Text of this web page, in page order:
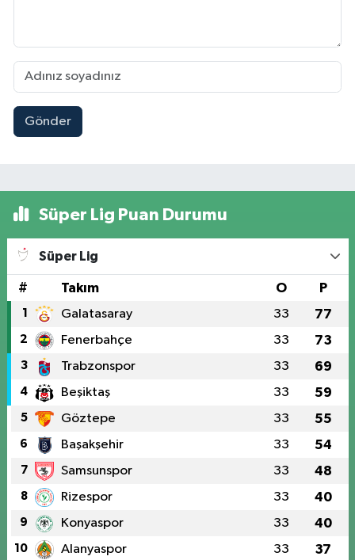
Gönder
Süper Lig Puan Durumu
Süper Lig
# Takım O P
1 Galatasaray 33 77
2 Fenerbahçe 33 73
3 Trabzonspor 33 69
4 Beşiktaş 33 59
5 Göztepe 33 55
6 Başakşehir 33 54
7 Samsunspor 33 48
8 Rizespor 33 40
9 Konyaspor 33 40
10 Alanyaspor 33 37